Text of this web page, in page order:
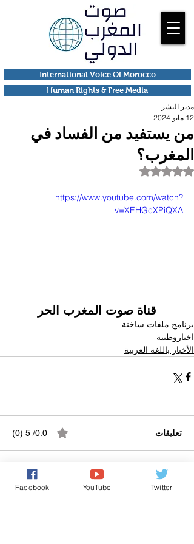
Human Rights & Free Media
International Voice Of Morocco
من يستفيد من الفساد في
المغرب؟
مدير النشر
12 مايو 2024
تم التقييم بـ ليس رقمًا من أصل 5 نجوم.
https://www.youtube.com/watch?
v=XEHGcXPiQXA
قناة صوت المغرب الحر
برنامج ملفات ساخنة
اخباروطنية
الأخبار باللغة العربية
تعليقات 0.0/ 5 (0)
التعليق والتقييم...
Facebook YouTube Twitter